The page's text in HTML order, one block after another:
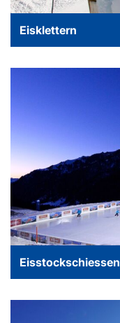
Eisklettern
Eisstockschiessen